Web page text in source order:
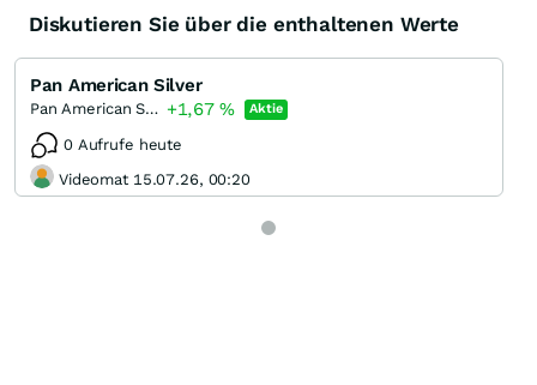
Diskutieren Sie über die enthaltenen Werte
Pan American Silver
Pan American Silver +1,67% Aktie
0 Aufrufe heute
Videomat 15.07.26, 00:20